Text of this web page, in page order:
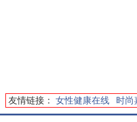
友情链接： 女性健康在线 时尚